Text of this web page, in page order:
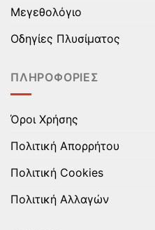
επιλεγούν
στη
σελίδα
προϊόντος
Μεγεθολόγιο
Οδηγίες Πλυσίματος
ΠΛΗΡΟΦΟΡΊΕΣ
Όροι Χρήσης
Πολιτική Απορρήτου
Πολιτική Cookies
Πολιτική Αλλαγών